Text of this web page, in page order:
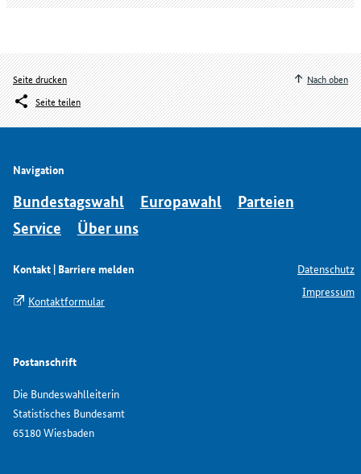
Seite drucken
Seite teilen
Nach oben
Navigation
Bundestagswahl Europawahl
Parteien
Service
Über uns
Kontakt | Barriere melden
Kontaktformular
Postanschrift
Die Bundeswahlleiterin
Statistisches Bundesamt
65180 Wiesbaden
Datenschutz
Impressum